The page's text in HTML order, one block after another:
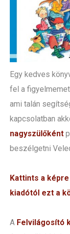
Egy kedves
fel a
ami talán
kapcsolatban
nagyszülőként
beszélgetni
Kattints a
kiadótól ezt a
A Felvilágosító